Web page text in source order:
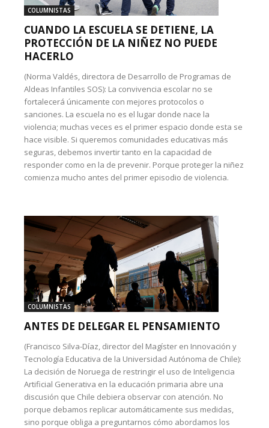
COLUMNISTAS
CUANDO LA ESCUELA SE DETIENE, LA
PROTECCIÓN DE LA NIÑEZ NO PUEDE
HACERLO
(Norma Valdés, directora de Desarrollo de Programas de
Aldeas Infantiles SOS): La convivencia escolar no se
fortalecerá únicamente con mejores protocolos o
sanciones. La escuela no es el lugar donde nace la
violencia; muchas veces es el primer espacio donde esta se
hace visible. Si queremos comunidades educativas más
seguras, debemos invertir tanto en la capacidad de
responder como en la de prevenir. Porque proteger la niñez
comienza mucho antes del primer episodio de violencia.
COLUMNISTAS
ANTES DE DELEGAR EL PENSAMIENTO
(Francisco Silva-Díaz, director del Magíster en Innovación y
Tecnología Educativa de la Universidad Autónoma de Chile):
La decisión de Noruega de restringir el uso de Inteligencia
Artificial Generativa en la educación primaria abre una
discusión que Chile debiera observar con atención. No
porque debamos replicar automáticamente sus medidas,
sino porque obliga a preguntarnos cómo abordamos los